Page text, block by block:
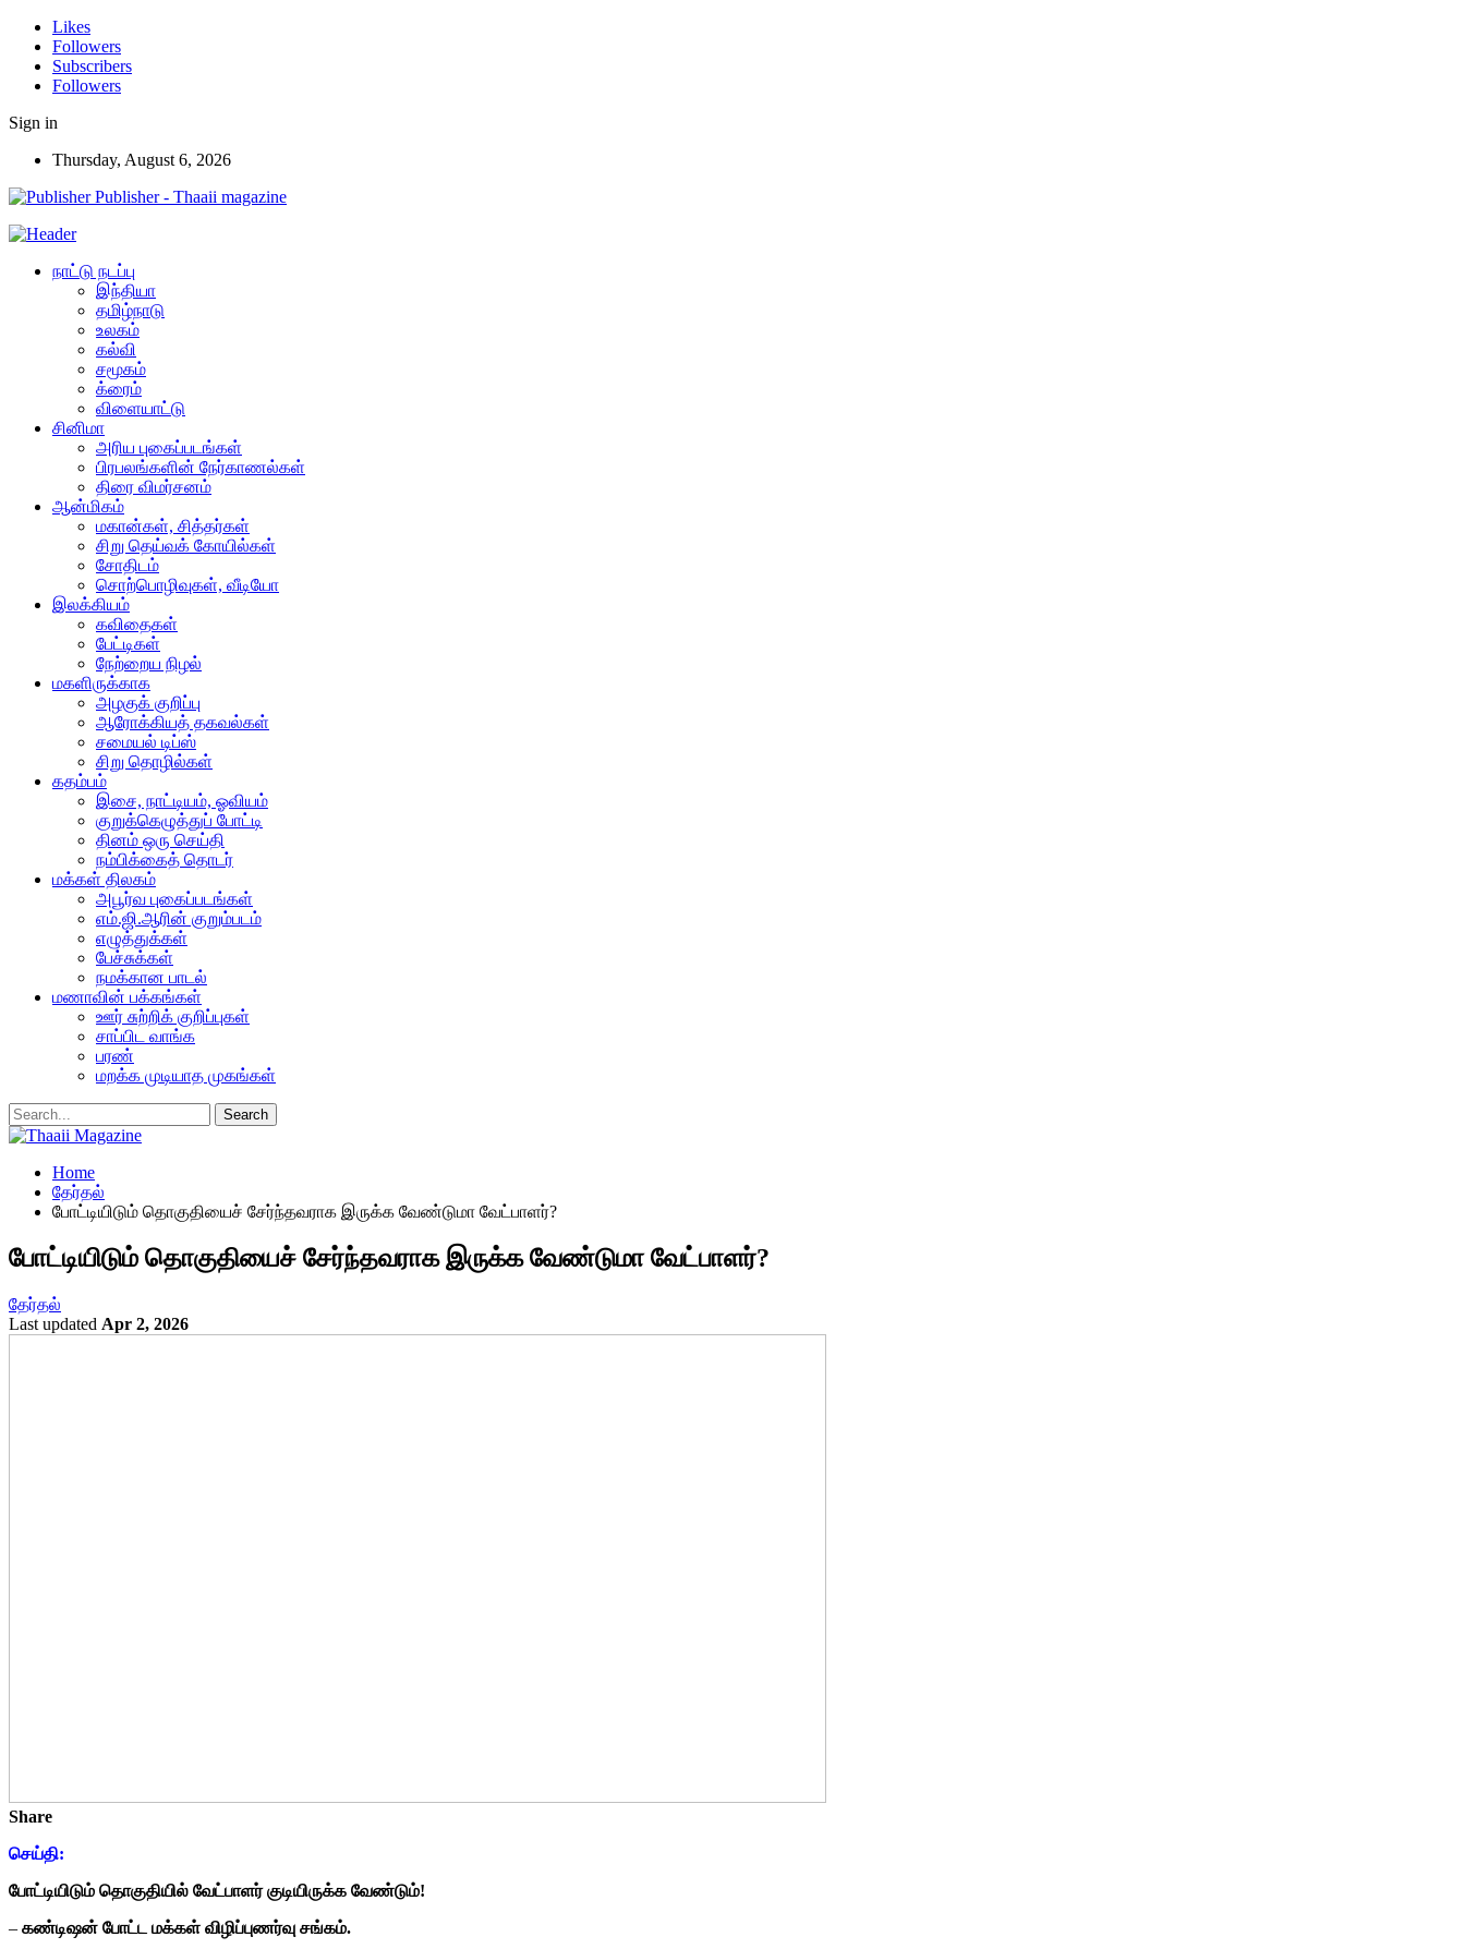
Likes
Followers
Subscribers
Followers
Sign in
Thursday, August 6, 2026
Publisher - Thaaii magazine
நாட்டு நடப்பு
இந்தியா
தமிழ்நாடு
உலகம்
கல்வி
சமூகம்
க்ரைம்
விளையாட்டு
சினிமா
அரிய புகைப்படங்கள்
பிரபலங்களின் நேர்காணல்கள்
திரை விமர்சனம்
ஆன்மிகம்
மகான்கள், சித்தர்கள்
சிறு தெய்வக் கோயில்கள்
சோதிடம்
சொற்பொழிவுகள், வீடியோ
இலக்கியம்
கவிதைகள்
பேட்டிகள்
நேற்றைய நிழல்
மகளிருக்காக
அழகுக் குறிப்பு
ஆரோக்கியத் தகவல்கள்
சமையல் டிப்ஸ்
சிறு தொழில்கள்
கதம்பம்
இசை, நாட்டியம், ஓவியம்
குறுக்கெழுத்துப் போட்டி
தினம் ஒரு செய்தி
நம்பிக்கைத் தொடர்
மக்கள் திலகம்
அபூர்வ புகைப்படங்கள்
எம்.ஜி.ஆரின் குறும்படம்
எழுத்துக்கள்
பேச்சுக்கள்
நமக்கான பாடல்
மணாவின் பக்கங்கள்
ஊர் சுற்றிக் குறிப்புகள்
சாப்பிட வாங்க
பரண்
மறக்க முடியாத முகங்கள்
Home
தேர்தல்
போட்டியிடும் தொகுதியைச் சேர்ந்தவராக இருக்க வேண்டுமா வேட்பாளர்?
போட்டியிடும் தொகுதியைச் சேர்ந்தவராக இருக்க வேண்டுமா வேட்பாளர்?
தேர்தல்
Last updated Apr 2, 2026
Share
செய்தி:
போட்டியிடும் தொகுதியில் வேட்பாளர் குடியிருக்க வேண்டும்!
– கண்டிஷன் போட்ட மக்கள் விழிப்புணர்வு சங்கம்.